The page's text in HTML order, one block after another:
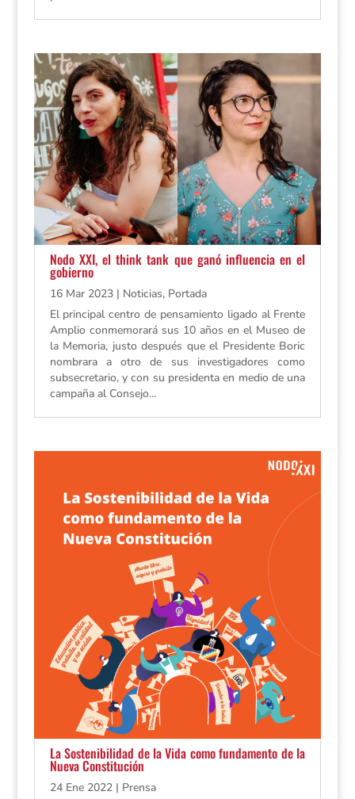
Nodo XXI, el think tank que ganó influencia en el
gobierno
16 Mar 2023| Noticias, Portada
El principal centro de pensamiento ligado al Frente
Amplio conmemorará sus 10 años en el Museo de
la Memoria, justo después que el Presidente Boric
nombrara a otro de sus investigadores como
subsecretario, y con su presidenta en medio de una
campaña al Consejo...
La Sostenibilidad de la Vida como fundamento de la
Nueva Constitución
24 Ene 2022| Prensa